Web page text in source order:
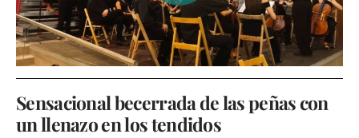
Sensacional becerrada de las peñas con
un llenazo en los tendidos